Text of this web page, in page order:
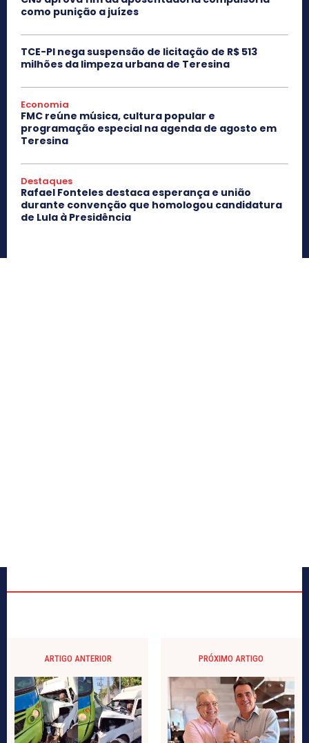
como punição a juízes
TCE-PI nega suspensão de licitação de R$ 513
milhões da limpeza urbana de Teresina
Economia
FMC reúne música, cultura popular e
programação especial na agenda de agosto em
Teresina
Destaques
Rafael Fonteles destaca esperança e união
durante convenção que homologou candidatura
de Lula à Presidência
ARTIGO ANTERIOR PRÓXIMO ARTIGO